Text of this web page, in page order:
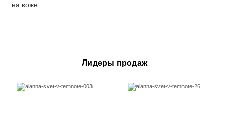
на коже.
Лидеры продаж